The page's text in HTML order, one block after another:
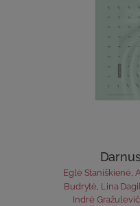
Eglė Staniškienė,
Budrytė Lina
Indrė